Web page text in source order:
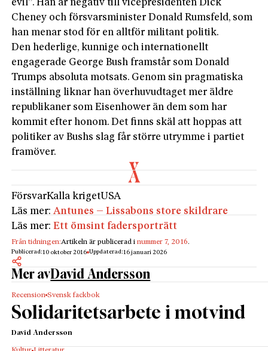
evil”. Han är negativ till vicepresidenten Dick
Cheney och försvarsminister Donald Rumsfeld, som
han menar stod för en alltför militant politik.
Den hederlige, kunnige och internationellt
engagerade George Bush framstår som Donald
Trumps absoluta motsats. Genom sin pragmatiska
inställning liknar han överhuvudtaget mer äldre
republikaner som Eisenhower än dem som har
kommit efter honom. Det finns skäl att hoppas att
politiker av Bushs slag får större utrymme i partiet
framöver.
FörsvarKalla krigetUSA
Läs mer:Antunes – Lissabons store skildrare
Läs mer:Ett ömsint fadersporträtt
Från tidningen:Artikeln är publicerad inummer 7, 2016.
Publicerad:10 oktober 2016 Uppdaterad:16 januari 2026
Mer avDavid Andersson
Recension Svensk fackbok
Solidaritetsarbete i motvind
David Andersson